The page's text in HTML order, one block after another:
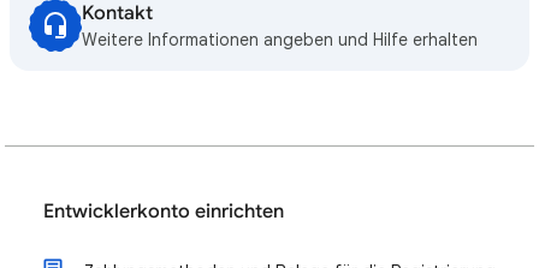
Kontakt
Weitere Informationen angeben und Hilfe erhalten
Entwicklerkonto einrichten